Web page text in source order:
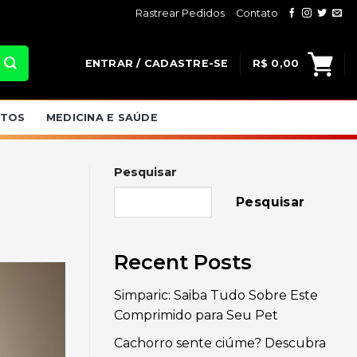
Rastrear Pedidos Contato
ENTRAR / CADASTRE-SE R$ 0,00
MEDICINA E SAÚDE
Pesquisar
Pesquisar
Recent Posts
Simparic: Saiba Tudo Sobre Este
Comprimido para Seu Pet
Cachorro sente ciúme? Descubra